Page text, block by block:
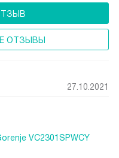
ОТЗЫВЫ
27.10.2021
VC2301SPWCY